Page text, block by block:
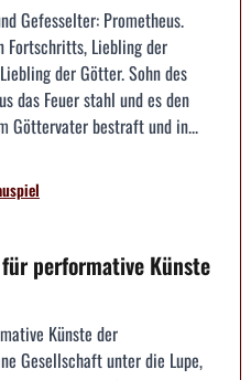
Gefesselter: Prometheus.
Fortschritts, Liebling der
der Götter. Sohn des
das Feuer stahl und es den
Göttervater bestraft und in...
für performative Künste
Künste der
Gesellschaft unter die Lupe,